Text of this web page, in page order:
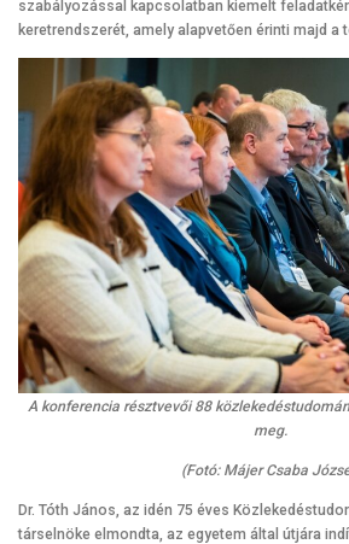
szabályozással kapcsolatban kiemelt
keretrendszerét, amely alapvetően érinti majd a
A konferencia résztvevői 88
meg.
(Fotó: Májer Csaba
Dr. Tóth János, az idén 75 éves
társelnöke elmondta, az egyetem által útjára